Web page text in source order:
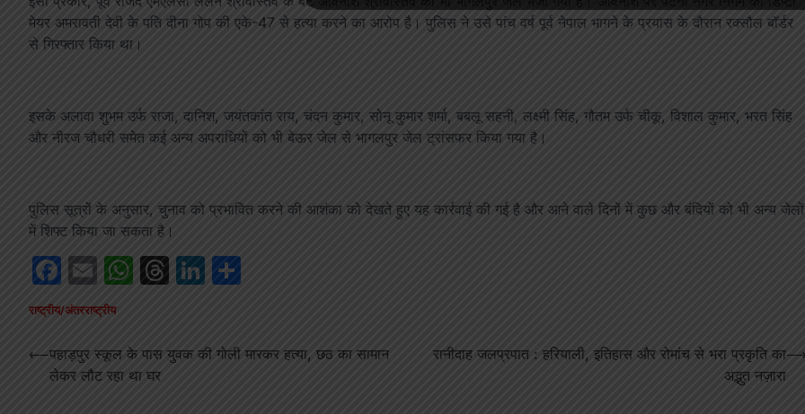
मेयर अमरावती देवी के पति दीना गोप की एके-47 से हत्या करने का आरोप है। पुलिस ने उसे पांच वर्ष पूर्व नेपाल भागने के प्रयास के दौरान रक्सौल बॉर्डर
से गिरफ्तार किया था।
इसके अलावा शुभम उर्फ राजा, दानिश, जयंतकांत राय, चंदन कुमार, सोनू कुमार शर्मा, बबलू सहनी, लक्ष्मी सिंह, गौतम उर्फ चीकू, विशाल कुमार, भरत सिंह
और नीरज चौधरी समेत कई अन्य अपराधियों को भी बेऊर जेल से भागलपुर जेल ट्रांसफर किया गया है।
पुलिस सूत्रों के अनुसार, चुनाव को प्रभावित करने की आशंका को देखते हुए यह कार्रवाई की गई है और आने वाले दिनों में कुछ और बंदियों को भी अन्य जेलों
में शिफ्ट किया जा सकता है।
Facebook
EmailWhatsApp
Threads
LinkedIn
राष्ट्रीय/अंतरराष्ट्रीय
Post
navigation
⟵पहाड़पुर स्कूल के पास युवक की गोली मारकर हत्या, छठ का सामान
लेकर लौट रहा था घर
रानीदाह जलप्रपात : हरियाली, इतिहास और रोमांच से भरा प्रकृति का
अद्भुत नज़ारा